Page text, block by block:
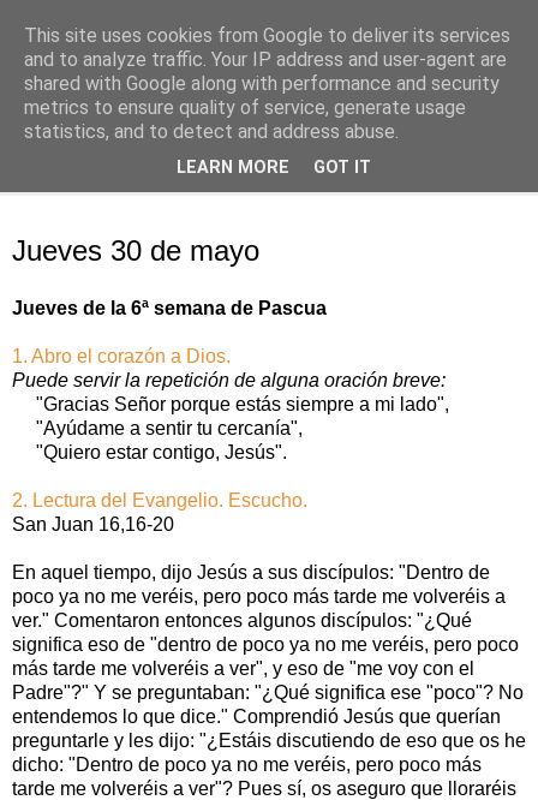
Oración personal
con el Evangelio de cada día
Jueves 30 de mayo
Jueves de la 6ª semana de Pascua
1. Abro el corazón a Dios.
Puede servir la repetición de alguna oración breve:
"Gracias Señor porque estás siempre a mi lado",
"Ayúdame a sentir tu cercanía",
"Quiero estar contigo, Jesús".
2. Lectura del Evangelio. Escucho.
San Juan 16,16-20
En aquel tiempo, dijo Jesús a sus discípulos: "Dentro de
poco ya no me veréis, pero poco más tarde me volveréis a
ver." Comentaron entonces algunos discípulos: "¿Qué
significa eso de "dentro de poco ya no me veréis, pero poco
más tarde me volveréis a ver", y eso de "me voy con el
Padre"?" Y se preguntaban: "¿Qué significa ese "poco"? No
entendemos lo que dice." Comprendió Jesús que querían
preguntarle y les dijo: "¿Estáis discutiendo de eso que os he
dicho: "Dentro de poco ya no me veréis, pero poco más
tarde me volveréis a ver"? Pues sí, os aseguro que lloraréis
This site uses cookies from Google to deliver its services
and to analyze traffic. Your IP address and user-agent are
shared with Google along with performance and security
metrics to ensure quality of service, generate usage
statistics, and to detect and address abuse.
LEARN MORE GOT IT